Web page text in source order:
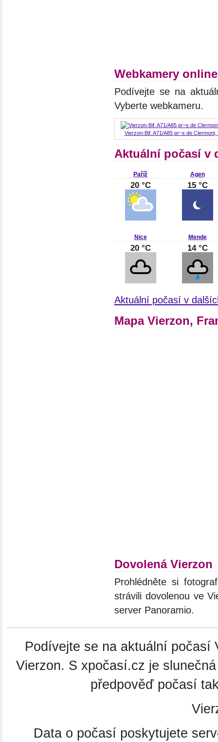
Webkamery
Podívejte se na
Vyberte webkameru.
Vierzon-Bif. A71/A85 pr~s de
Aktuální počasí v
Paříž
20 °C
Agen
15 °C
Nice
20 °C
Mende
14 °C
Aktuální počasí v
Mapa Vierzon,
Dovolená Vierzon
Prohlédněte si
strávili dovolenou ve
server Panoramio.
Podívejte se na aktuální počasí
Vierzon. S xpočasí.cz je
předpověď počasí
Data o počasí poskytujete